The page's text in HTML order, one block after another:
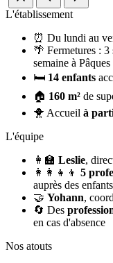
L'établissement
⏰ Du lundi au
🌴 Fermetures : 3
semaine à Pâques
🛏️ 14 enfants
🏠 160 m² de
🐥 Accueil à
L'équipe
👩‍🏫 Leslie,
👩‍👩‍👧‍👦 5
auprès des enfants
🤝 Yohann,
🔄 Des
en cas d'absence
Nos atouts